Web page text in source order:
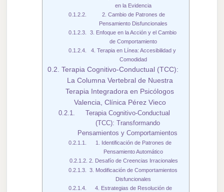
en la Evidencia
2. Cambio de Patrones de
Pensamiento Disfuncionales
3. Enfoque en la Acción y el Cambio
de Comportamiento
4. Terapia en Línea: Accesibilidad y
Comodidad
Terapia Cognitivo-Conductual (TCC):
La Columna Vertebral de Nuestra
Terapia Integradora en Psicólogos
Valencia, Clínica Pérez Vieco
Terapia Cognitivo-Conductual
(TCC): Transformando
Pensamientos y Comportamientos
1. Identificación de Patrones de
Pensamiento Automático
2. Desafío de Creencias Irracionales
3. Modificación de Comportamientos
Disfuncionales
4. Estrategias de Resolución de